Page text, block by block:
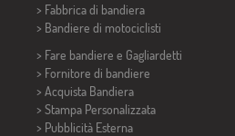
> Fabbrica di bandiera
> Bandiere di motociclisti
> Fare bandiere e Gagliardetti
> Fornitore di bandiere
> Acquista Bandiera
> Stampa Personalizzata
> Pubblicità Esterna